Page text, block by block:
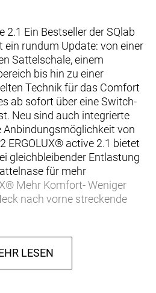
2.1 Ein Bestseller der SQlab
rundum Update: von einer
Sattelschale, einem
bis hin zu einer
Technik für das Comfort
ab sofort über eine Switch-
Neu sind auch integrierte
Anbindungsmöglichkeit von
ERGOLUX® active 2.1 bietet
gleichbleibender Entlastung
für mehr
Mehr Komfort- Weniger
nach vorne streckende
Die vergrößerte, weniger
sorgt für eine
Die erste Stufe
LESEN